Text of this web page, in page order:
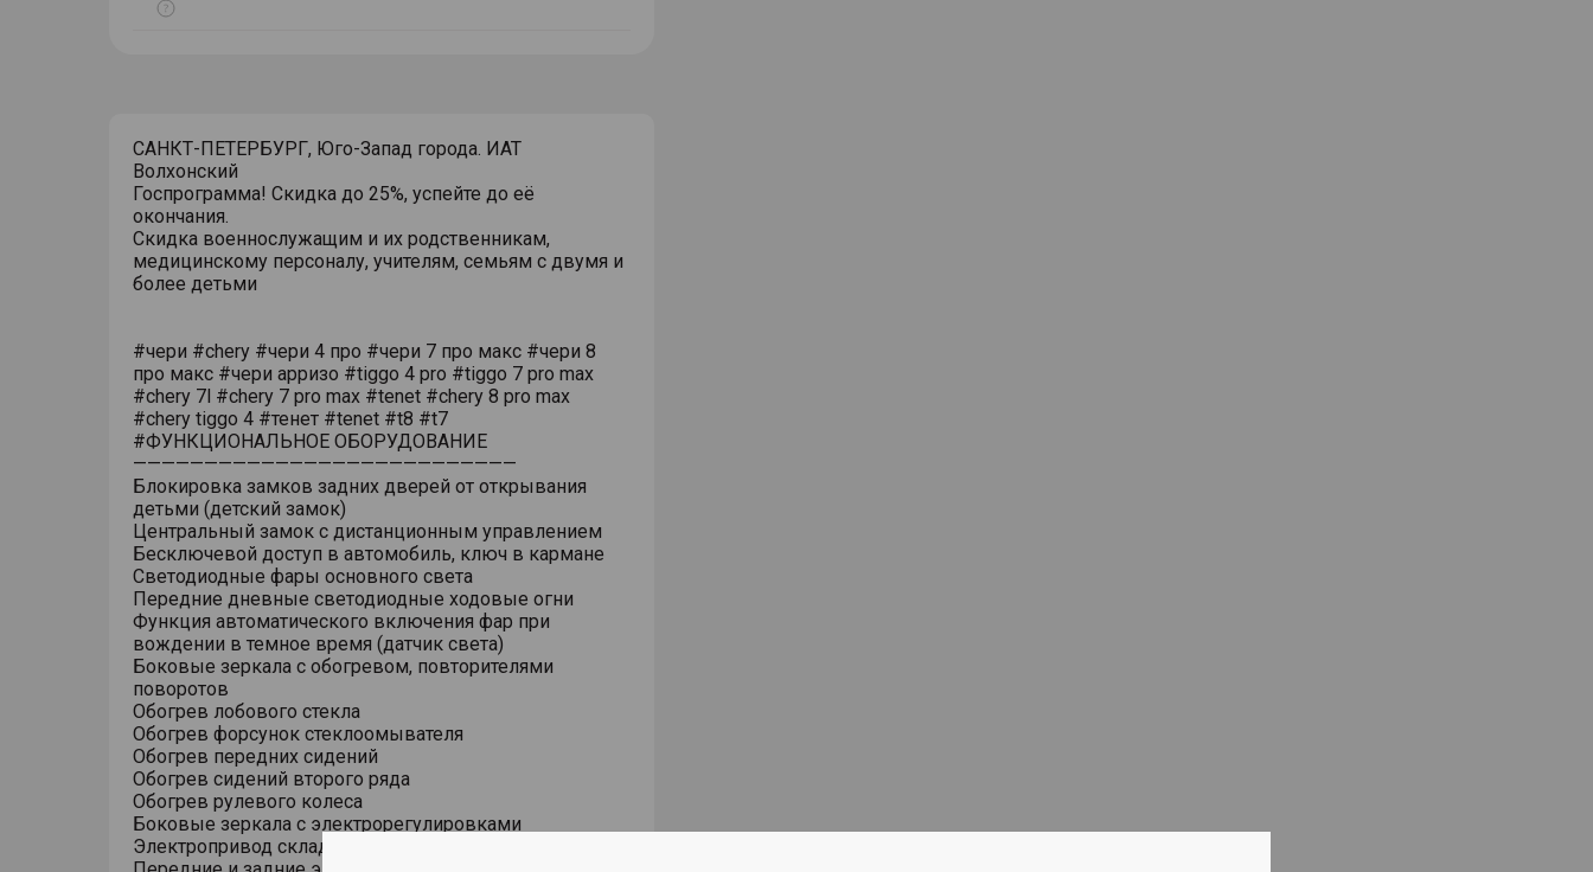
Показать
САНКТ-ПЕТЕРБУРГ, Юго-Запад города. ИАТ
Волхонский
Госпрограмма! Скидка до 25%, успейте до её
окончания.
Скидка военнослужащим и их родственникам,
медицинскому персоналу, учителям, семьям с двумя и
более детьми
#чери #chery #чери 4 про #чери 7 про макс #чери 8
про макс #чери арризо #tiggo 4 pro #tiggo 7 pro max
#chery 7l #chery 7 pro max #tenet #chery 8 pro max
#chery tiggo 4 #тенет #tenet #t8 #t7
#ФУНКЦИОНАЛЬНОЕ ОБОРУДОВАНИЕ
———————————————————————————
Блокировка замков задних дверей от открывания
детьми (детский замок)
Центральный замок с дистанционным управлением
Бесключевой доступ в автомобиль, ключ в кармане
Светодиодные фары основного света
Передние дневные светодиодные ходовые огни
Функция автоматического включения фар при
вождении в темное время (датчик света)
Боковые зеркала с обогревом, повторителями
поворотов
Обогрев лобового стекла
Обогрев форсунок стеклоомывателя
Обогрев передних сидений
Обогрев сидений второго ряда
Обогрев рулевого колеса
Боковые зеркала с электрорегулировками
Электропривод складывания боковых зеркал